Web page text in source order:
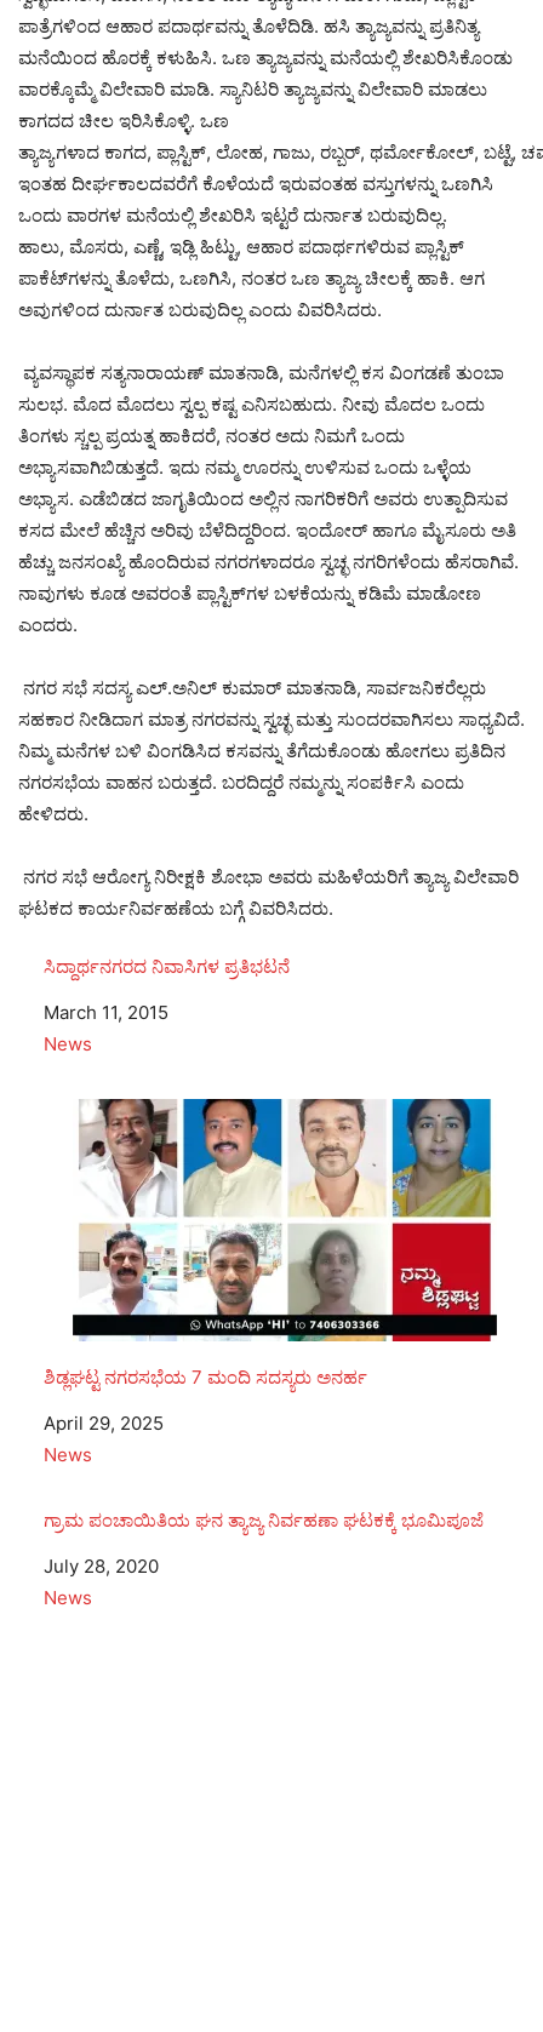
ಪಾತ್ರೆಗಳಿಂದ ಆಹಾರ ಪದಾರ್ಥವನ್ನು ತೊಳೆದಿಡಿ. ಹಸಿ ತ್ಯಾಜ್ಯವನ್ನು ಪ್ರತಿನಿತ್ಯ
ಮನೆಯಿಂದ ಹೊರಕ್ಕೆ ಕಳುಹಿಸಿ. ಒಣ ತ್ಯಾಜ್ಯವನ್ನು ಮನೆಯಲ್ಲಿ ಶೇಖರಿಸಿಕೊಂಡು
ವಾರಕ್ಕೊಮ್ಮೆ ವಿಲೇವಾರಿ ಮಾಡಿ. ಸ್ಯಾನಿಟರಿ ತ್ಯಾಜ್ಯವನ್ನು ವಿಲೇವಾರಿ ಮಾಡಲು
ಕಾಗದದ ಚೀಲ ಇರಿಸಿಕೊಳ್ಳಿ. ಒಣ
ತ್ಯಾಜ್ಯಗಳಾದ ಕಾಗದ, ಪ್ಲಾಸ್ಟಿಕ್, ಲೋಹ, ಗಾಜು, ರಬ್ಬರ್, ಥರ್ಮೋಕೋಲ್, ಬಟ್ಟೆ,
ಇಂತಹ ದೀರ್ಘಕಾಲದವರೆಗೆ ಕೊಳೆಯದೆ ಇರುವಂತಹ ವಸ್ತುಗಳನ್ನು ಒಣಗಿಸಿ
ಒಂದು ವಾರಗಳ ಮನೆಯಲ್ಲಿ ಶೇಖರಿಸಿ ಇಟ್ಟರೆ ದುರ್ನಾತ ಬರುವುದಿಲ್ಲ.
ಹಾಲು, ಮೊಸರು, ಎಣ್ಣೆ, ಇಡ್ಲಿ ಹಿಟ್ಟು, ಆಹಾರ ಪದಾರ್ಥಗಳಿರುವ ಪ್ಲಾಸ್ಟಿಕ್
ಪಾಕೆಟ್‌ಗಳನ್ನು ತೊಳೆದು, ಒಣಗಿಸಿ, ನಂತರ ಒಣ ತ್ಯಾಜ್ಯ ಚೀಲಕ್ಕೆ ಹಾಕಿ. ಆಗ
ಅವುಗಳಿಂದ ದುರ್ನಾತ ಬರುವುದಿಲ್ಲ ಎಂದು ವಿವರಿಸಿದರು.
ವ್ಯವಸ್ಥಾಪಕ ಸತ್ಯನಾರಾಯಣ್ ಮಾತನಾಡಿ, ಮನೆಗಳಲ್ಲಿ ಕಸ ವಿಂಗಡಣೆ ತುಂಬಾ
ಸುಲಭ. ಮೊದ ಮೊದಲು ಸ್ವಲ್ಪ ಕಷ್ಟ ಎನಿಸಬಹುದು. ನೀವು ಮೊದಲ ಒಂದು
ತಿಂಗಳು ಸ್ಚಲ್ಪ ಪ್ರಯತ್ನ ಹಾಕಿದರೆ, ನಂತರ ಅದು ನಿಮಗೆ ಒಂದು
ಅಭ್ಯಾಸವಾಗಿಬಿಡುತ್ತದೆ. ಇದು ನಮ್ಮ ಊರನ್ನು ಉಳಿಸುವ ಒಂದು ಒಳ್ಳೆಯ
ಅಭ್ಯಾಸ. ಎಡೆಬಿಡದ ಜಾಗೃತಿಯಿಂದ ಅಲ್ಲಿನ ನಾಗರಿಕರಿಗೆ ಅವರು ಉತ್ಪಾದಿಸುವ
ಕಸದ ಮೇಲೆ ಹೆಚ್ಚಿನ ಅರಿವು ಬೆಳೆದಿದ್ದರಿಂದ. ಇಂದೋರ್ ಹಾಗೂ ಮೈಸೂರು ಅತಿ
ಹೆಚ್ಚು ಜನಸಂಖ್ಯೆ ಹೊಂದಿರುವ ನಗರಗಳಾದರೂ ಸ್ವಚ್ಛ ನಗರಿಗಳೆಂದು ಹೆಸರಾಗಿವೆ.
ನಾವುಗಳು ಕೂಡ ಅವರಂತೆ ಪ್ಲಾಸ್ಟಿಕ್‌ಗಳ ಬಳಕೆಯನ್ನು ಕಡಿಮೆ ಮಾಡೋಣ
ಎಂದರು.
ನಗರ ಸಭೆ ಸದಸ್ಯ ಎಲ್.ಅನಿಲ್ ಕುಮಾರ್ ಮಾತನಾಡಿ, ಸಾರ್ವಜನಿಕರೆಲ್ಲರು
ಸಹಕಾರ ನೀಡಿದಾಗ ಮಾತ್ರ ನಗರವನ್ನು ಸ್ವಚ್ಛ ಮತ್ತು ಸುಂದರವಾಗಿಸಲು ಸಾಧ್ಯವಿದೆ.
ನಿಮ್ಮ ಮನೆಗಳ ಬಳಿ ವಿಂಗಡಿಸಿದ ಕಸವನ್ನು ತೆಗೆದುಕೊಂಡು ಹೋಗಲು ಪ್ರತಿದಿನ
ನಗರಸಭೆಯ ವಾಹನ ಬರುತ್ತದೆ. ಬರದಿದ್ದರೆ ನಮ್ಮನ್ನು ಸಂಪರ್ಕಿಸಿ ಎಂದು
ಹೇಳಿದರು.
ನಗರ ಸಭೆ ಆರೋಗ್ಯ ನಿರೀಕ್ಷಕಿ ಶೋಭಾ ಅವರು ಮಹಿಳೆಯರಿಗೆ ತ್ಯಾಜ್ಯ ವಿಲೇವಾರಿ
ಘಟಕದ ಕಾರ್ಯನಿರ್ವಹಣೆಯ ಬಗ್ಗೆ ವಿವರಿಸಿದರು.
ಸಿದ್ದಾರ್ಥನಗರದ ನಿವಾಸಿಗಳ ಪ್ರತಿಭಟನೆ
Date
March 11, 2015
In relation to
News
ಶಿಡ್ಲಘಟ್ಟ ನಗರಸಭೆಯ 7 ಮಂದಿ ಸದಸ್ಯರು ಅನರ್ಹ
Date
April 29, 2025
In relation to
News
ಗ್ರಾಮ ಪಂಚಾಯಿತಿಯ ಘನ ತ್ಯಾಜ್ಯ ನಿರ್ವಹಣಾ ಘಟಕಕ್ಕೆ ಭೂಮಿಪೂಜೆ
Date
July 28, 2020
In relation to
News